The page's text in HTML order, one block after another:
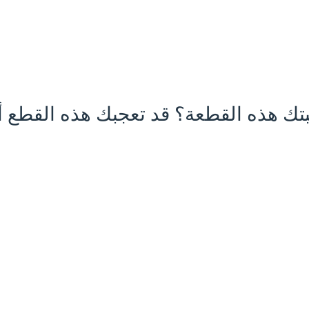
هذه القطعة؟ قد تعجبك هذه القطع